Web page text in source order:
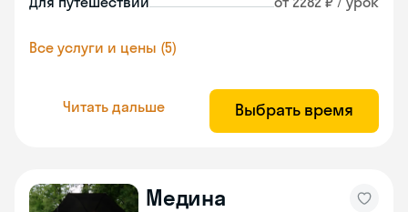
Все услуги и цены (5)
Читать дальше Выбрать время
Медина